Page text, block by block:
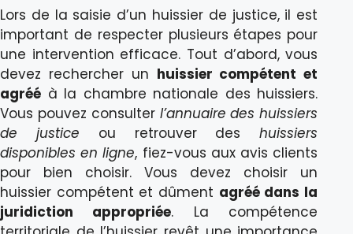
Lors de la saisie d’un huissier de justice, il est
important de respecter plusieurs étapes pour
une intervention efficace. Tout d’abord, vous
devez rechercher un huissier compétent et
agréé à la chambre nationale des huissiers.
Vous pouvez consulter l’annuaire des huissiers
de justice ou retrouver deshuissiers
disponibles en ligne, fiez-vous aux avis clients
pour bien choisir. Vous devez choisir un
huissier compétent et dûment agréé dans la
juridiction appropriée. La compétence